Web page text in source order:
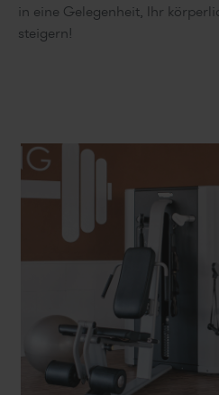
in eine Gelegenheit, Ihr
steigern!